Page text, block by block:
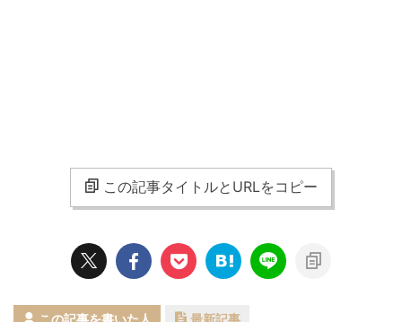
この記事タイトルとURLをコピー
この記事を書いた人 最新記事